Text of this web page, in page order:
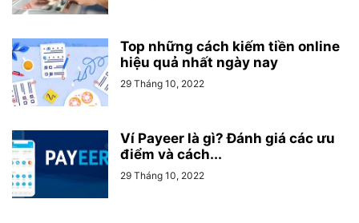
Top những cách kiếm tiền online
hiệu quả nhất ngày nay
29 Tháng 10, 2022
Ví Payeer là gì? Đánh giá các ưu
điểm và cách...
29 Tháng 10, 2022